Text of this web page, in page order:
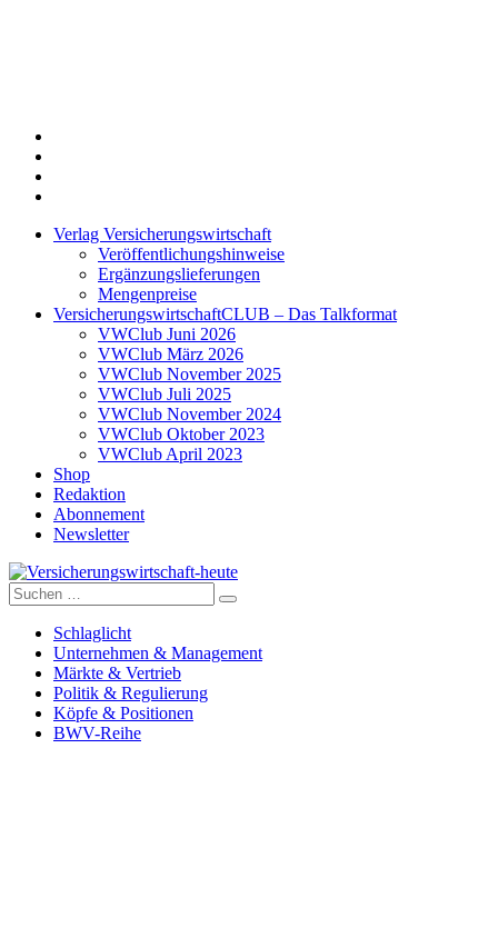
Verlag Versicherungswirtschaft
Veröffentlichungshinweise
Ergänzungslieferungen
Mengenpreise
VersicherungswirtschaftCLUB – Das Talkformat
VWClub Juni 2026
VWClub März 2026
VWClub November 2025
VWClub Juli 2025
VWClub November 2024
VWClub Oktober 2023
VWClub April 2023
Shop
Redaktion
Abonnement
Newsletter
Versicherungswirtschaft-heute
Suche
nach:
Schlaglicht
Unternehmen & Management
Märkte & Vertrieb
Politik & Regulierung
Köpfe & Positionen
BWV-Reihe